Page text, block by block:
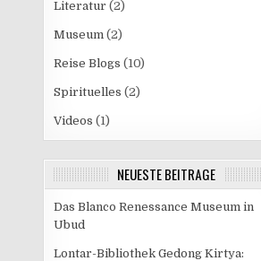
Literatur (2)
Museum (2)
Reise Blogs (10)
Spirituelles (2)
Videos (1)
NEUESTE BEITRÄGE
Das Blanco Renessance Museum in
Ubud
Lontar-Bibliothek Gedong Kirtya: